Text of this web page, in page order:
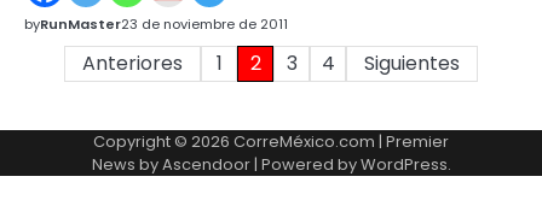
byRunMaster23 de noviembre de 2011
Paginación
entradas
Anteriores 1 2 3 4 Siguientes
Copyright © 2026 CorreMéxico.com | Premier
News byAscendoor| Powered byWordPress.